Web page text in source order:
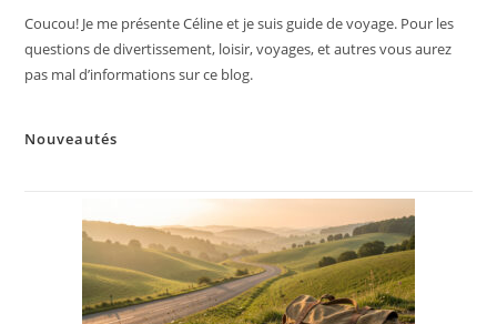
Coucou! Je me présente Céline et je suis guide de voyage. Pour les
questions de divertissement, loisir, voyages, et autres vous aurez
pas mal d’informations sur ce blog.
Nouveautés